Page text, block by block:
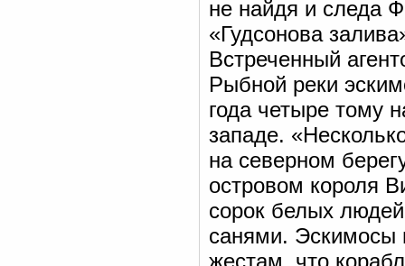
не найдя и следа
«Гудсонова
Встреченный
Рыбной реки
года четыре тому
западе.
на северном
островом короля
сорок белых
санями. Эскимосы
жестам, что